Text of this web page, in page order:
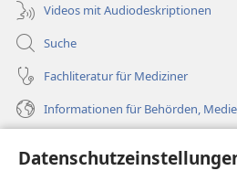
Videos mit Audiodeskriptionen
Suche
Fachliteratur für Mediziner
Informationen für Behörden,